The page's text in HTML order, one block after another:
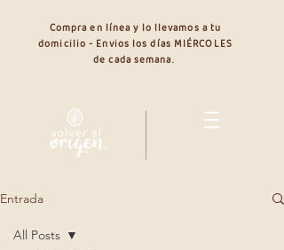
Compra en línea y lo llevamos a tu
domicilio - Envios los días MIÉRCOLES
de cada semana.
Entrada
All Posts